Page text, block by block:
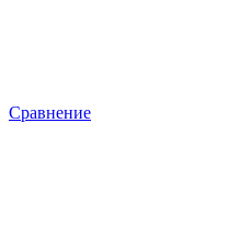
Сравнение